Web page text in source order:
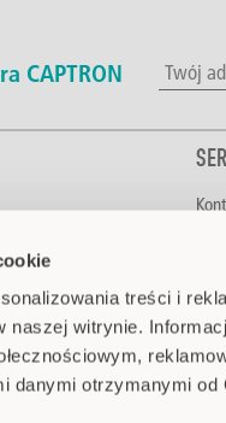
treści i
naszej witrynie.
danymi otrzymanymi
CAPTRON
FAQ